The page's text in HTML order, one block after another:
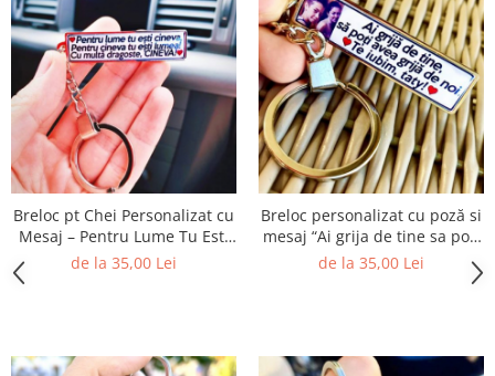
Breloc pt Chei Personalizat cu
Mesaj – Pentru Lume Tu Esti
Cineva
de la 35,00 Lei
Breloc personalizat cu poză si
mesaj “Ai grija de tine sa poti
avea grija de noi. Te iubim
de la 35,00 Lei